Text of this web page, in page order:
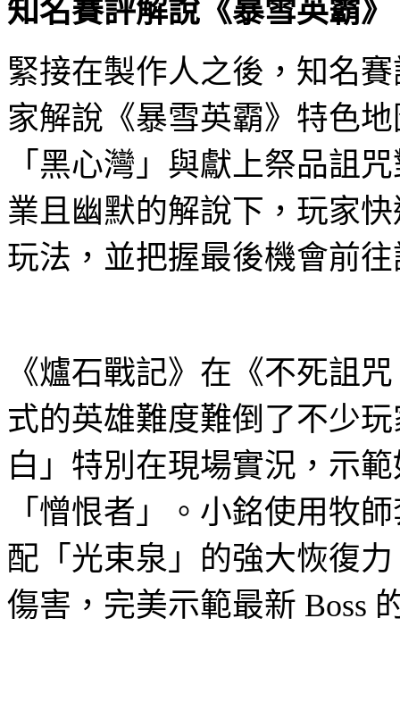
知名賽評解說《暴雪英霸
緊接在製作人之後，知名
家解說《暴雪英霸》特色
「黑心灣」與獻上祭品詛
業且幽默的解說下，玩家
玩法，並把握最後機會前
《爐石戰記》在《不死詛
式的英雄難度難倒了不少
白」特別在現場實況，示
「憎恨者」。小銘使用牧
配「光束泉」的強大恢復
傷害，完美示範最新 Boss